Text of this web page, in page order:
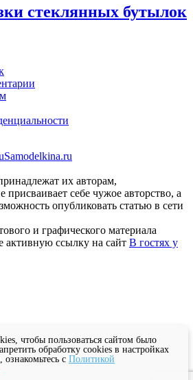
стеклянных бутылок
их авторам,
присваивает себе чужое авторство, а
опубликовать статью в сети
и графического материала
активную ссылку на сайт В гостях у
чтобы пользоваться сайтом было
обработку cookies в настройках
с Политикой